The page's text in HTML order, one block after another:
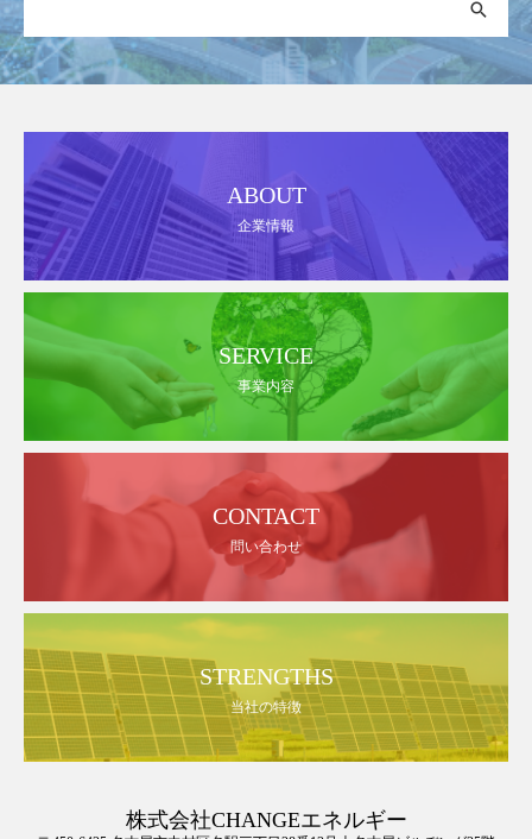
ABOUT
企業情報
SERVICE
事業内容
CONTACT
問い合わせ
STRENGTHS
当社の特徴
株式会社CHANGEエネルギー